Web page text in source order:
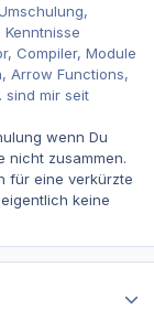
Compiler, Module
Arrow Functions,
sind mir seit
wenn Du
nicht zusammen.
für eine verkürzte
keine